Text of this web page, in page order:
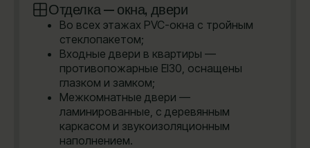
Отделка — окна, двери
Во всех этажах PVC-окна с тройным
стеклопакетом;
Входные двери в квартиры —
противопожарные EI30, оснащены
глазком и замком;
Межкомнатные двери —
ламинированные, с деревянным
каркасом и звукоизоляционным
наполнением.